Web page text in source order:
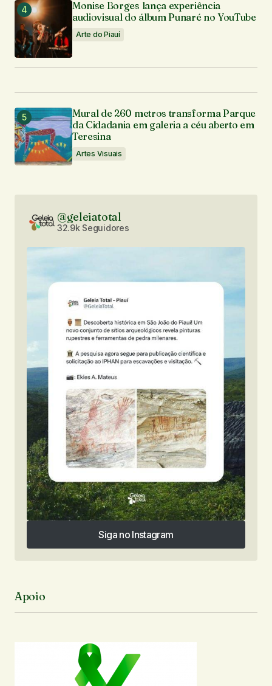
Monise Borges lança experiência
audiovisual do álbum Punaré no YouTube
Arte do Piauí
Mural de 260 metros transforma Parque
da Cidadania em galeria a céu aberto em
Teresina
Artes Visuais
@geleiatotal
32.9k Seguidores
Siga no Instagram
Siga no Instagram
Apoio